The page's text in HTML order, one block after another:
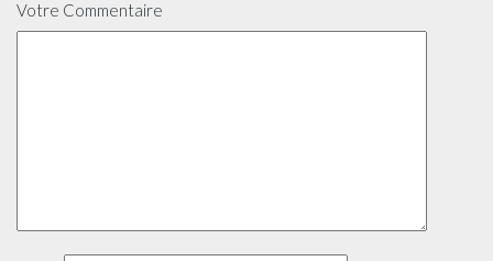
Votre Commentaire